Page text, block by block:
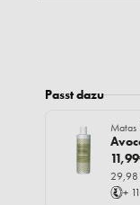
Passt dazu
Matas
+